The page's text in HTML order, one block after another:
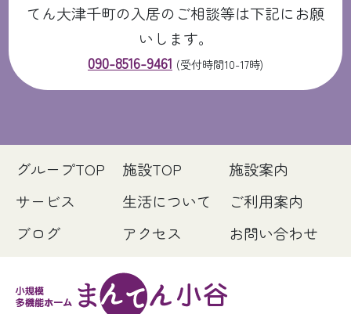
てん大津千町の入居のご相談等は下記にお願
いします。
090-8516-9461 (受付時間10-17時)
グループTOP 施設TOP
施設案内
サービス
生活について
ご利用案内
ブログ
アクセス お問い合わせ